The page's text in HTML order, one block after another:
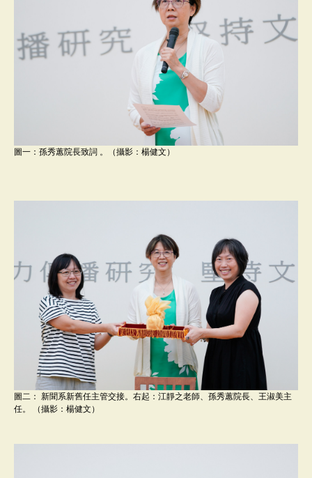
圖一：孫秀蕙院長致詞 。（攝影：楊健文）
圖二： 新聞系新舊任主管交接。右起：江靜之老師、孫秀蕙院長、王淑美主
任。 （攝影：楊健文）